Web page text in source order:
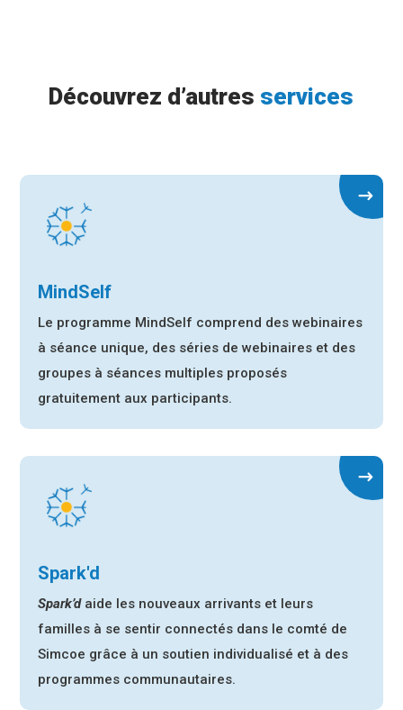
Découvrez d’autres services
MindSelf
Le programme MindSelf comprend des webinaires
à séance unique, des séries de webinaires et des
groupes à séances multiples proposés
gratuitement aux participants.
Spark'd
Spark’daide les nouveaux arrivants et leurs
familles à se sentir connectés dans le comté de
Simcoe grâce à un soutien individualisé et à des
programmes communautaires.